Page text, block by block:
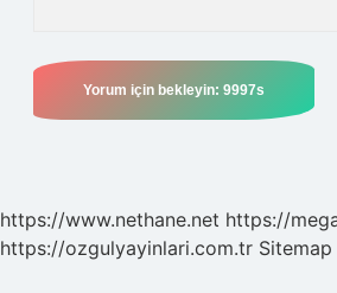
https://www.nethane.net https://
https://ozgulyayinlari.com.tr Sitemap